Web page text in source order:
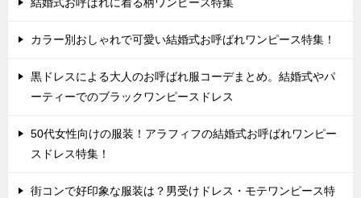
カラー別おしゃれで可愛い結婚式お呼ばれワンピース特集！
黒ドレスによる大人のお呼ばれ服コーデまとめ。結婚式やパ
ーティーでのブラックワンピースドレス
50代女性向けの服装！アラフィフの結婚式お呼ばれワンピー
スドレス特集！
街コンで好印象な服装は？男受けドレス・モテワンピース特